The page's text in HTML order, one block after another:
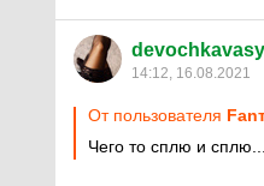
14:12, 16.08.2021
От пользователя
Чего то сплю и сплю...